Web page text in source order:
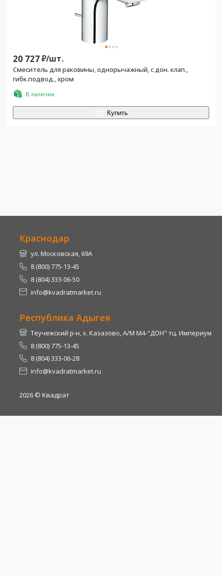
20 727₽/шт.
Смеситель для раковины, однорычажный, с дон. клап.,
гибк.подвод., хром
В наличии
Купить
Краснодар
ул. Московская, 69А
8 (800) 775-13-45
8 (804) 333-06-50
info@kvadratmarket.ru
Республика Адыгея
Теучежский р-н, х. Казазово, А/М М4-"ДОН" тц. Империум
8 (800) 775-13-45
8 (804) 333-06-28
info@kvadratmarket.ru
2026 © Квадрат